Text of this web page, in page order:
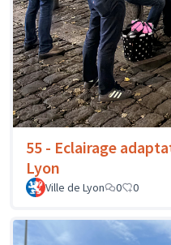
55 - Eclairage
Lyon
Ville de Lyon 0 0